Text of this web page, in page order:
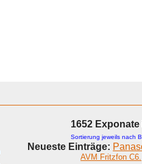
1652
Sortierung jeweils nach
Neueste Einträge:
AVM Fritzfon C6.